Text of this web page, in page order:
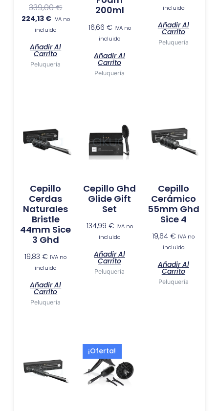
339,00€
224,13 € IVA no
incluido
Añadir Al
Carrito
Peluquería
200ml
16,66 € IVA no
incluido
Añadir Al
Carrito
Peluquería
incluido
Añadir Al
Carrito
Peluquería
Cepillo
Cerdas
Naturales
Bristle
44mm Sice
3 Ghd
19,83€ IVA no
incluido
Añadir Al
Carrito
Peluquería
Cepillo Ghd
Glide Gift
Set
134,99 € IVA no
incluido
Añadir Al
Carrito
Peluquería
Cepillo
Cerámico
55mm Ghd
Sice 4
19,64€ IVA no
incluido
Añadir Al
Carrito
Peluquería
¡Oferta!
original
era:
El
precio
actual
es:
118,35 €.